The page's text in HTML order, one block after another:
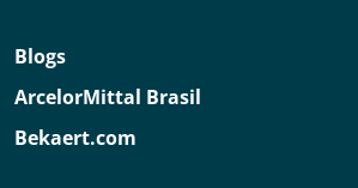
Blogs
ArcelorMittal Brasil
Bekaert.com